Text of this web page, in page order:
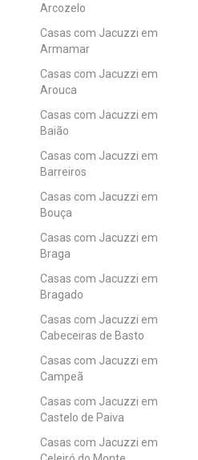
Arcozelo
Casas com Jacuzzi em
Armamar
Casas com Jacuzzi em
Arouca
Casas com Jacuzzi em
Baião
Casas com Jacuzzi em
Barreiros
Casas com Jacuzzi em
Bouça
Casas com Jacuzzi em
Braga
Casas com Jacuzzi em
Bragado
Casas com Jacuzzi em
Cabeceiras de Basto
Casas com Jacuzzi em
Campeã
Casas com Jacuzzi em
Castelo de Paiva
Casas com Jacuzzi em